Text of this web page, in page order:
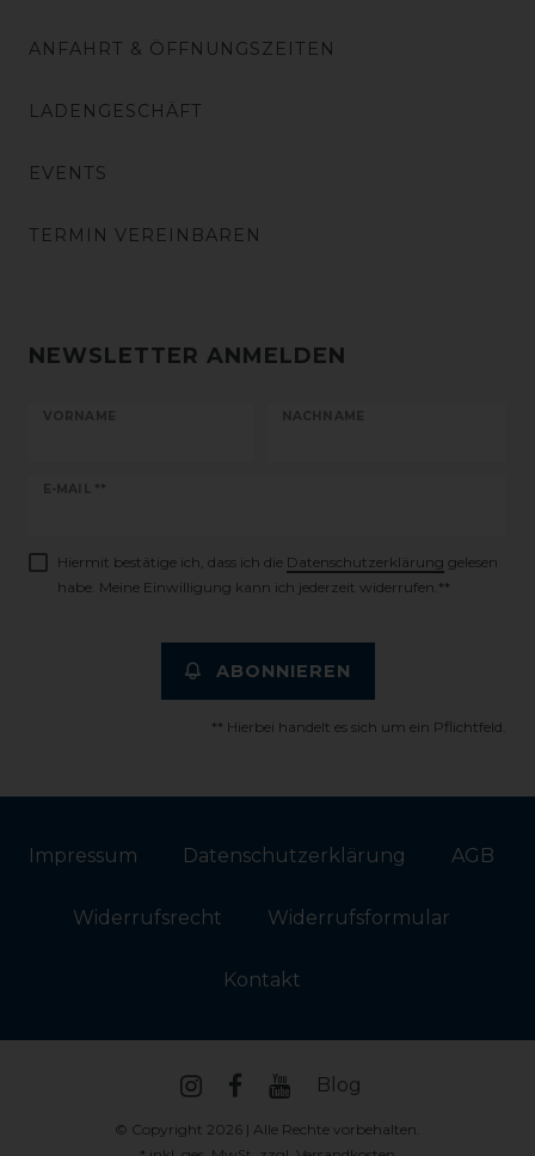
ANFAHRT & ÖFFNUNGSZEITEN
LADENGESCHÄFT
EVENTS
TERMIN VEREINBAREN
NEWSLETTER ANMELDEN
VORNAME NACHNAME
E-MAIL **
Newsletter
Hiermit bestätige ich, dass ich die Daten­schutz­erklärung gelesen
habe. Meine Einwilligung kann ich jederzeit widerrufen.**
ABONNIEREN
** Hierbei handelt es sich um ein Pflichtfeld.
Impressum Daten­schutz­erklärung AGB
Widerrufs­recht Widerrufs­formular
Kontakt
Blog
© Copyright 2026 | Alle Rechte vorbehalten.